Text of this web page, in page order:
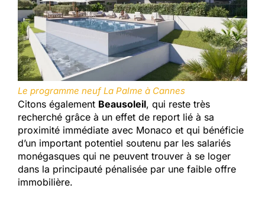
Le programme neuf La Palme à Cannes
Citons également Beausoleil, qui reste très
recherché grâce à un effet de report lié à sa
proximité immédiate avec Monaco et qui bénéficie
d’un important potentiel soutenu par les salariés
monégasques qui ne peuvent trouver à se loger
dans la principauté pénalisée par une faible offre
immobilière.